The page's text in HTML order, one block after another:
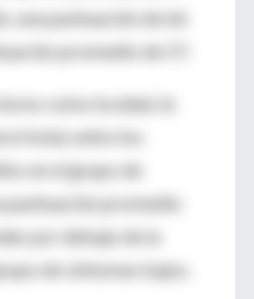
una puntuación de 66
promedio de 57.
como la edad, la
total, entre los
en el grupo de
puntuación promedio
por debajo de la
de síntomas bajos.